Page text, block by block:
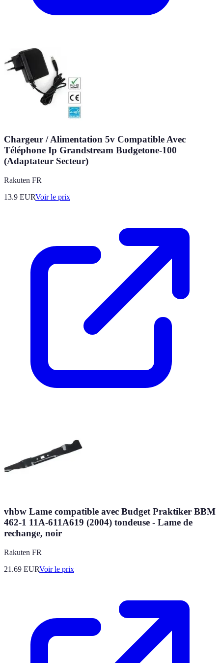
Chargeur / Alimentation 5v Compatible Avec
Téléphone Ip Grandstream Budgetone-100
(Adaptateur Secteur)
Rakuten FR
13.9 EURVoir le prix
vhbw Lame compatible avec Budget Praktiker BBM
462-1 11A-611A619 (2004) tondeuse - Lame de
rechange, noir
Rakuten FR
21.69 EURVoir le prix